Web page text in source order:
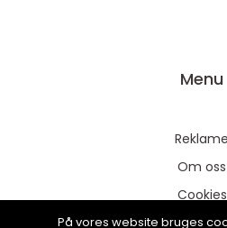
Menu
Reklame
Om oss
Cookies
Kontakt
På vores website bruges